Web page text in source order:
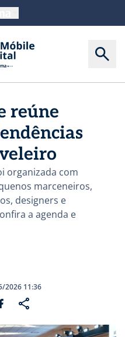
reúne
organizada com
marceneiros,
designers e
a agenda e
2026 11:36